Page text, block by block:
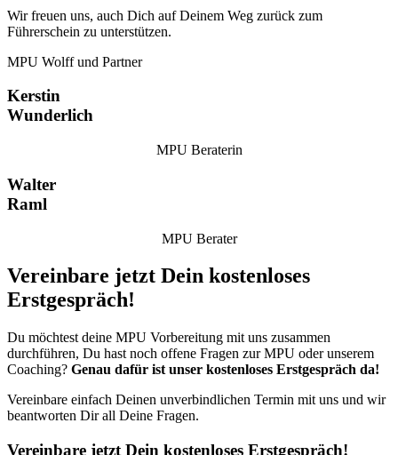
Wir freuen uns, auch Dich auf Deinem Weg zurück zum
Führerschein zu unterstützen.
MPU Wolff und Partner
Kerstin
Wunderlich
MPU Beraterin
Walter
Raml
MPU Berater
Vereinbare jetzt Dein kostenloses
Erstgespräch!
Du möchtest deine MPU Vorbereitung mit uns zusammen
durchführen, Du hast noch offene Fragen zur MPU oder unserem
Coaching? Genau dafür ist unser kostenloses Erstgespräch da!
Vereinbare einfach Deinen unverbindlichen Termin mit uns und wir
beantworten Dir all Deine Fragen.
Vereinbare jetzt Dein kostenloses Erstgespräch!